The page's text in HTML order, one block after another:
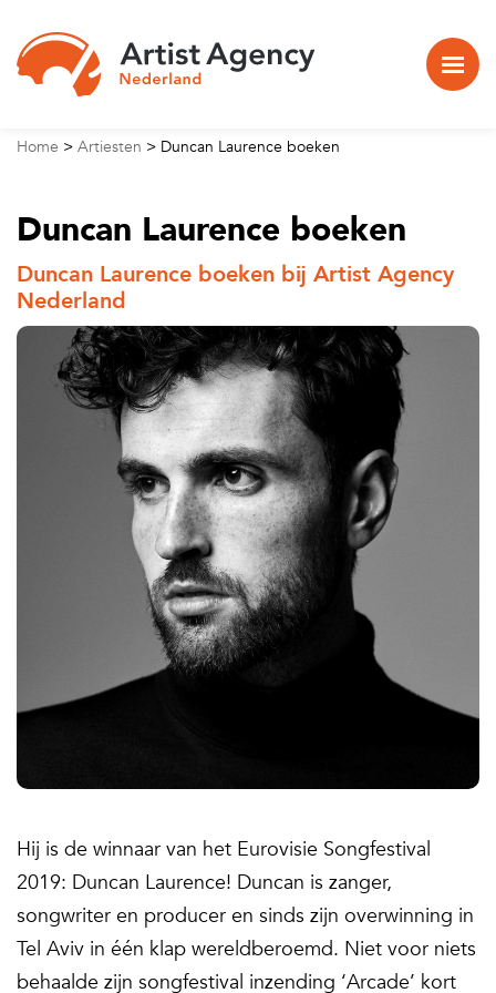
Home > Artiesten > Duncan Laurence boeken
Duncan Laurence boeken
Duncan Laurence boeken bij Artist Agency
Nederland
Hij is de winnaar van het Eurovisie Songfestival
2019: Duncan Laurence! Duncan is zanger,
songwriter en producer en sinds zijn overwinning in
Tel Aviv in één klap wereldberoemd. Niet voor niets
behaalde zijn songfestival inzending ‘Arcade’ kort